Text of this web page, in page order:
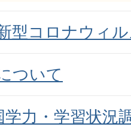
型コロナウィ
ついて
力・学習状況